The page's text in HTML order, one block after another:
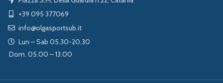
+39 095 377069
info@olgasportsub.it
Lun – Sab 05.30-20.30
Dom. 05.00 – 13.00